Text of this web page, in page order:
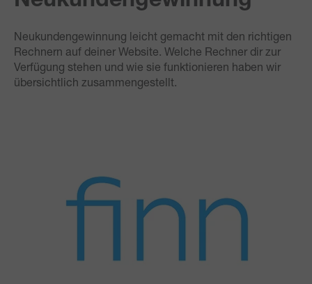
Neukundengewinnung leicht gemacht mit den richtigen
Rechnern auf deiner Website. Welche Rechner dir zur
Verfügung stehen und wie sie funktionieren haben wir
übersichtlich zusammengestellt.